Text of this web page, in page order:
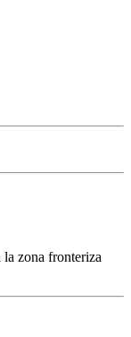
la zona fronteriza